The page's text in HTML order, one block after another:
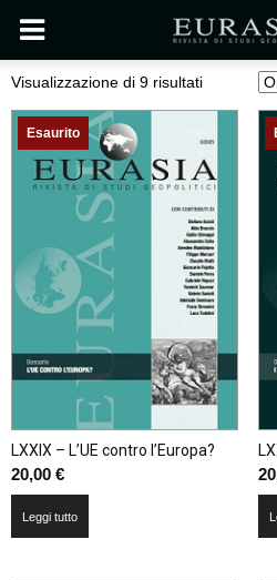
Visualizzazione di 9 risultatiOrdina
più
Esaurito
LXXIX – L’UE contro l’Europa?
20,00 €
Leggi tutto